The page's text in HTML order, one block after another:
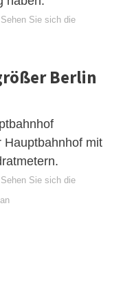
Sehen Sie sich die
Berlin
Hauptbahnhof mit
Sehen Sie sich die